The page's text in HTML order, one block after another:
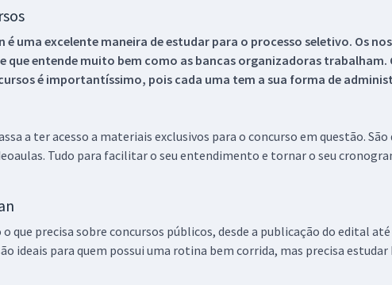
é uma excelente maneira de estudar para o processo seletivo. Os
que entende muito bem como as bancas organizadoras
é importantíssimo, pois cada uma tem a sua forma de
a ter acesso a materiais exclusivos para o concurso em questão.
Tudo para facilitar o seu entendimento e tornar o seu
que precisa sobre concursos públicos, desde a publicação do edital
ideais para quem possui uma rotina bem corrida, mas precisa